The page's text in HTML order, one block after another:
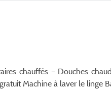
chauffés – Douches
Machine à laver le linge